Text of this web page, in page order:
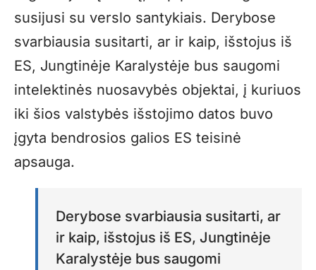
susijusi su verslo santykiais. Derybose
svarbiausia susitarti, ar ir kaip, išstojus iš
ES, Jungtinėje Karalystėje bus saugomi
intelektinės nuosavybės objektai, į kuriuos
iki šios valstybės išstojimo datos buvo
įgyta bendrosios galios ES teisinė
apsauga.
Derybose svarbiausia susitarti, ar
ir kaip, išstojus iš ES, Jungtinėje
Karalystėje bus saugomi